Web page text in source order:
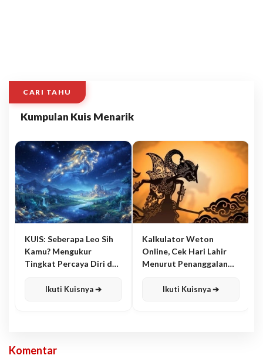
CARI TAHU
Kumpulan Kuis Menarik
KUIS: Seberapa Leo Sih
Kamu? Mengukur
Tingkat Percaya Diri dan
Ikuti Kuisnya ➔
Kalkulator Weton
Online, Cek Hari Lahir
Menurut Penanggalan
Ikuti Kuisnya ➔
Komentar